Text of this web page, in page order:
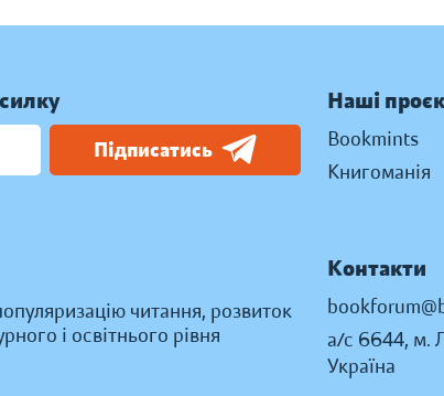
Підписатись
читання, розвиток
і освітнього рівня
Наші
Bookmints
Книгоманія
Контакти
а/с 6644, м.
Україна